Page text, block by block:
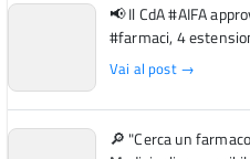
📢 Il CdA #AIFA
#farmaci, 4
Vai al post →
🔎 "Cerca un